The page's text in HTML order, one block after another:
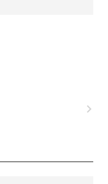
navigate_next